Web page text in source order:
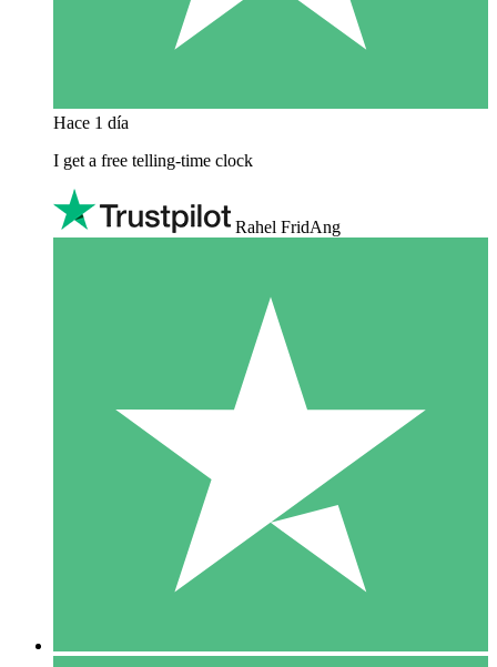
Hace 1 día
I get a free telling-time clock
Rahel FridAng